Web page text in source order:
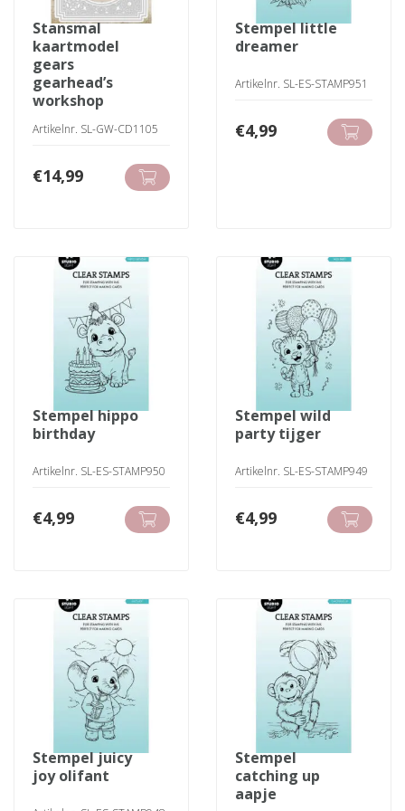
stansmal
kaartmodel
gears
gearhead’s
workshop
Artikelnr. SL-GW-CD1105
€14,99
stempel little
dreamer
Artikelnr. SL-ES-STAMP951
€4,99
stempel hippo
birthday
Artikelnr. SL-ES-STAMP950
€4,99
stempel wild
party tijger
Artikelnr. SL-ES-STAMP949
€4,99
stempel juicy
joy olifant
stempel
catching up
aapje